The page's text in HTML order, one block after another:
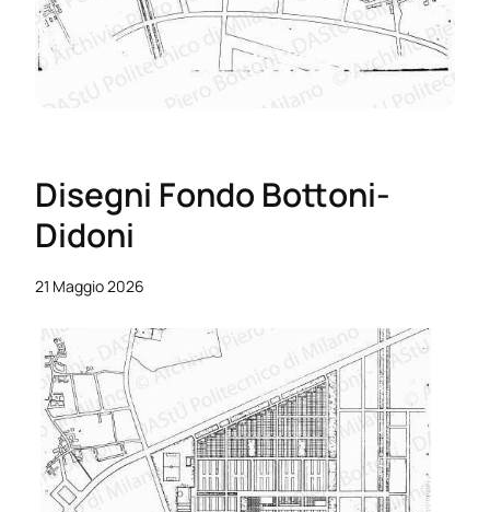
Disegni Fondo Bottoni-
Didoni
21 Maggio 2026